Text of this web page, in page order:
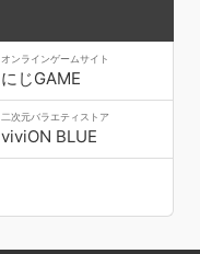
オンラインゲームサイト
にじGAME
二次元バラエティストア
viviON BLUE